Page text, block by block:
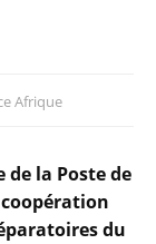
Afrique
de la Poste de
du